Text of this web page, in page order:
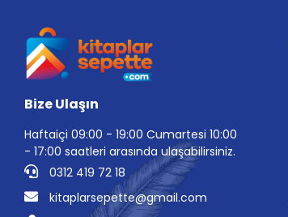
Bize Ulaşın
Haftaiçi 09:00 - 19:00 Cumartesi 10:00
- 17:00 saatleri arasında ulaşabilirsiniz.
0312 419 72 18
kitaplarsepette@gmail.com